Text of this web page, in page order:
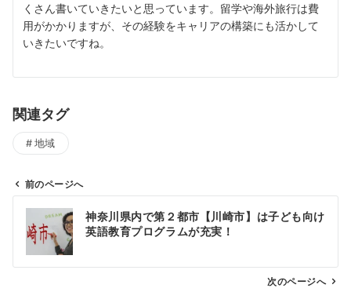
くさん書いていきたいと思っています。留学や海外旅行は費
用がかかりますが、その経験をキャリアの構築にも活かして
いきたいですね。
関連タグ
地域
前のページへ
神奈川県内で第２都市【川崎市】は子ども向け
英語教育プログラムが充実！
次のページへ